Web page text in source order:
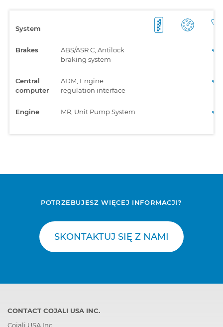
System
Brakes
ABS/ASR C, Antilock
braking system
Central
computer
ADM, Engine
regulation interface
Engine MR, Unit Pump System
POTRZEBUJESZ WIĘCEJ INFORMACJI?
SKONTAKTUJ SIĘ Z NAMI
CONTACT COJALI USA INC.
Cojali USA Inc.